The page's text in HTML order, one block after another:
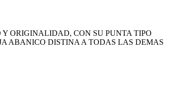
ORIGINALIDAD, CON SU PUNTA TIPO
ABANICO DISTINA A TODAS LAS DEMAS